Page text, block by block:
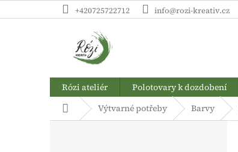
na
+420725722712 info@rozi-kreativ.cz
Rózi ateliér Polotovary k dozdobení
Domů Výtvarné potřeby Barvy